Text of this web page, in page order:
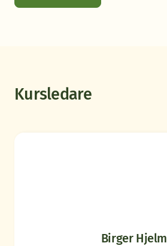
Kursledare
Birger Hjelm